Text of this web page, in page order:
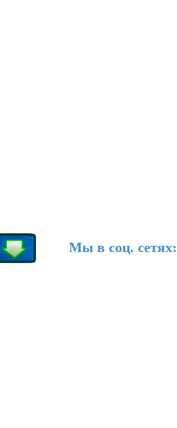
Мы в соц. сетях: